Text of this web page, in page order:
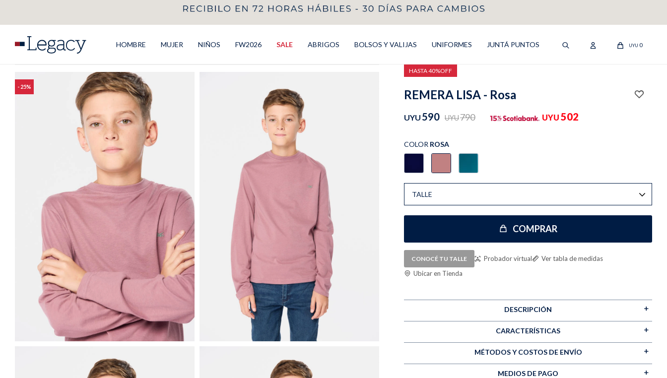
HOMBRE MUJER NIÑOS FW2026 SALE ABRIGOS BOLSOS Y VALIJAS UNIFORMES JUNTÁ PUNTOS UYU 0
25
HASTA 40%OFF
REMERA LISA - Rosa
UYU 590 UYU790 UYU 502
COLOR ROSA
TALLE
COMPRAR
CONOCÉ TU TALLE Probador virtual
Ver tabla de medidas
Ubicar en Tienda
DESCRIPCIÓN
CARACTERÍSTICAS
MÉTODOS Y COSTOS DE ENVÍO
MEDIOS DE PAGO